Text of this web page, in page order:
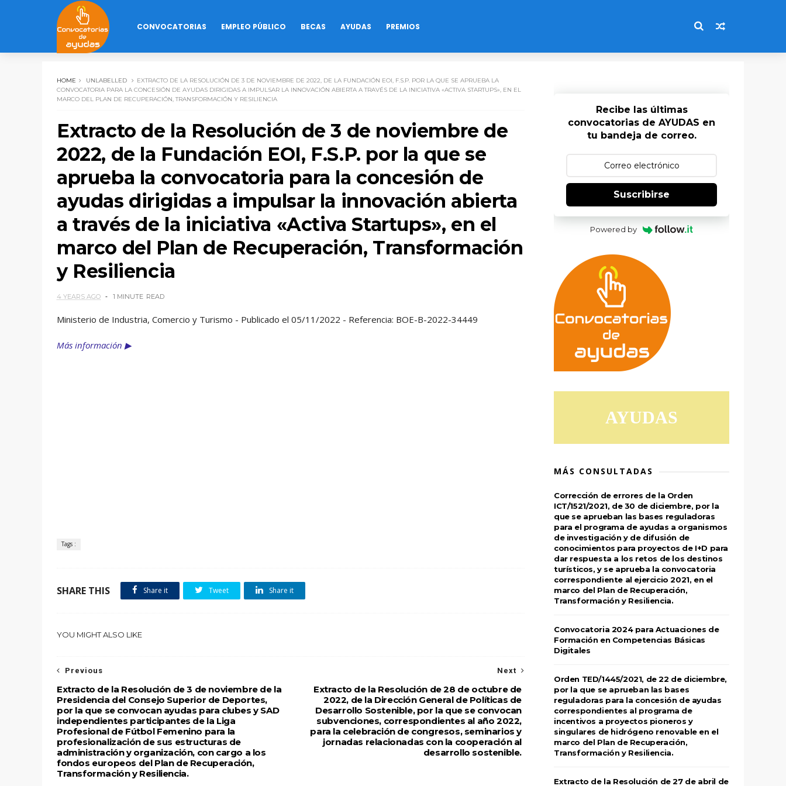
CONVOCATORIAS EMPLEO PÚBLICO BECAS AYUDAS PREMIOS
HOME UNLABELLED
EXTRACTO DE LA RESOLUCIÓN DE 3 DE NOVIEMBRE DE 2022, DE LA FUNDACIÓN EOI, F.S.P. POR LA QUE SE APRUEBA LA
CONVOCATORIA PARA LA CONCESIÓN DE AYUDAS DIRIGIDAS A IMPULSAR LA INNOVACIÓN ABIERTA A TRAVÉS DE LA INICIATIVA «ACTIVA STARTUPS», EN EL
MARCO DEL PLAN DE RECUPERACIÓN, TRANSFORMACIÓN Y RESILIENCIA
Extracto de la Resolución de 3 de noviembre de
2022, de la Fundación EOI, F.S.P. por la que se
aprueba la convocatoria para la concesión de
ayudas dirigidas a impulsar la innovación abierta
a través de la iniciativa «Activa Startups», en el
marco del Plan de Recuperación, Transformación
y Resiliencia
4 YEARS AGO 1 MINUTE READ
Ministerio de Industria, Comercio y Turismo - Publicado el 05/11/2022 - Referencia: BOE-B-2022-34449
Más información ▶
Tags :
SHARE THIS Share it Tweet Share it
YOU MIGHT ALSO LIKE
Next
Extracto de la Resolución de 28 de octubre de
2022, de la Dirección General de Políticas de
Desarrollo Sostenible, por la que se convocan
subvenciones, correspondientes al año 2022,
para la celebración de congresos, seminarios y
jornadas relacionadas con la cooperación al
desarrollo sostenible.
Previous
Extracto de la Resolución de 3 de noviembre de la
Presidencia del Consejo Superior de Deportes,
por la que se convocan ayudas para clubes y SAD
independientes participantes de la Liga
Profesional de Fútbol Femenino para la
profesionalización de sus estructuras de
administración y organización, con cargo a los
fondos europeos del Plan de Recuperación,
Transformación y Resiliencia.
Recibe las últimas
convocatorias de AYUDAS en
tu bandeja de correo.
Suscribirse
Powered by
AYUDAS
MÁS CONSULTADAS
Corrección de errores de la Orden
ICT/1521/2021, de 30 de diciembre, por la
que se aprueban las bases reguladoras
para el programa de ayudas a organismos
de investigación y de difusión de
conocimientos para proyectos de I+D para
dar respuesta a los retos de los destinos
turísticos, y se aprueba la convocatoria
correspondiente al ejercicio 2021, en el
marco del Plan de Recuperación,
Transformación y Resiliencia.
Convocatoria 2024 para Actuaciones de
Formación en Competencias Básicas
Digitales
Orden TED/1445/2021, de 22 de diciembre,
por la que se aprueban las bases
reguladoras para la concesión de ayudas
correspondientes al programa de
incentivos a proyectos pioneros y
singulares de hidrógeno renovable en el
marco del Plan de Recuperación,
Transformación y Resiliencia.
Extracto de la Resolución de 27 de abril de